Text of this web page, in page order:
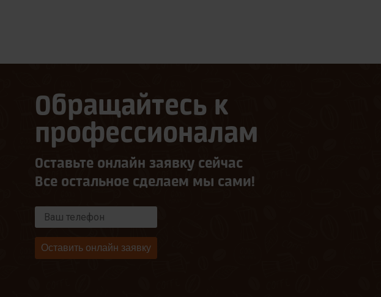
Обращайтесь к
профессионалам
Оставьте онлайн заявку сейчас
Все остальное сделаем мы сами!
Оставить онлайн заявку